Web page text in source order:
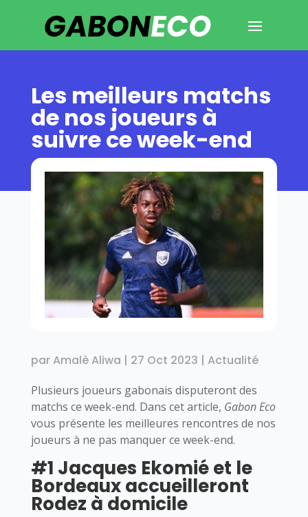
Les meilleurs matchs
de nos joueurs à
suivre ce week-end
parAmalè Aliwa | 27 Oct 2023 | Actualité
Plusieurs joueurs gabonais disputeront des
matchs ce week-end. Dans cet article, Gabon Eco
vous présente les meilleures rencontres de nos
joueurs à ne pas manquer ce week-end.
#1 Jacques Ekomié et le
Bordeaux accueilleront
Rodez à domicile